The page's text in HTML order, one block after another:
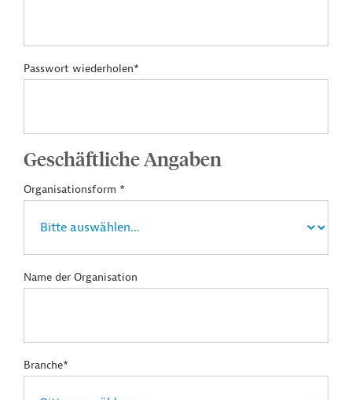
Passwort wiederholen*
Geschäftliche Angaben
Organisationsform *
Name der Organisation
Branche*